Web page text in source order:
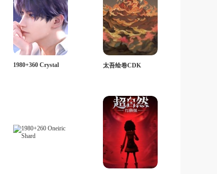
1980+360 Crystal 太吾绘卷CDK